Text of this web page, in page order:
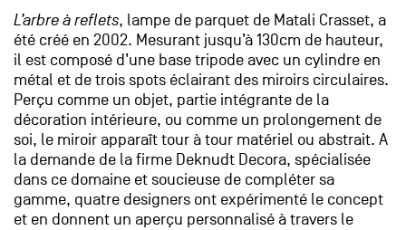
L’arbre à reflets, lampe de parquet de Matali Crasset, a
été créé en 2002. Mesurant jusqu’à 130cm de hauteur,
il est composé d’une base tripode avec un cylindre en
métal et de trois spots éclairant des miroirs circulaires.
Perçu comme un objet, partie intégrante de la
décoration intérieure, ou comme un prolongement de
soi, le miroir apparaît tour à tour matériel ou abstrait. A
la demande de la firme Deknudt Decora, spécialisée
dans ce domaine et soucieuse de compléter sa
gamme, quatre designers ont expérimenté le concept
et en donnent un aperçu personnalisé à travers le